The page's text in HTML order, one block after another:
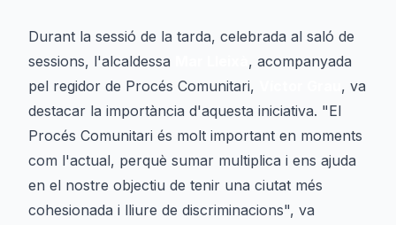
Durant la sessió de la tarda, celebrada al saló de
sessions, l'alcaldessa
, acompanyada
pel regidor de Procés Comunitari,
, va
destacar la importància d'aquesta iniciativa. "El
Procés Comunitari és molt important en moments
com l'actual, perquè sumar multiplica i ens ajuda
en el nostre objectiu de tenir una ciutat més
cohesionada i lliure de discriminacions", va